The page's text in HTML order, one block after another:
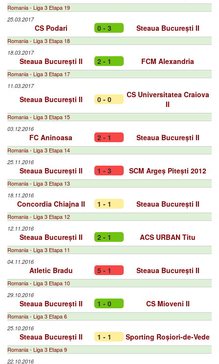
Romania - Liga 3 Etapa 19
25.03.2017
CS Podari 0 - 3 Steaua București II
Romania - Liga 3 Etapa 18
18.03.2017
Steaua București II 2 - 1 FCM Alexandria
Romania - Liga 3 Etapa 17
11.03.2017
Steaua București II 0 - 0
CS Universitatea Craiova
II
Romania - Liga 3 Etapa 15
03.12.2016
FC Aninoasa 2 - 1 Steaua București II
Romania - Liga 3 Etapa 14
25.11.2016
Steaua București II 1 - 3 SCM Argeș Pitești 2012
Romania - Liga 3 Etapa 13
18.11.2016
Concordia Chiajna II 1 - 1 Steaua București II
Romania - Liga 3 Etapa 12
12.11.2016
Steaua București II 2 - 1 ACS URBAN Titu
Romania - Liga 3 Etapa 11
04.11.2016
Atletic Bradu 5 - 1 Steaua București II
Romania - Liga 3 Etapa 10
29.10.2016
Steaua București II 1 - 0 CS Mioveni II
Romania - Liga 3 Etapa 6
25.10.2016
Steaua București II 1 - 1 Sporting Roșiori-de-Vede
Romania - Liga 3 Etapa 9
22.10.2016